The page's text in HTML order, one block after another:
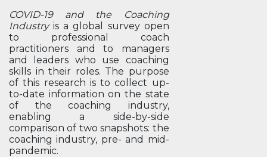
COVID-19 and the Coaching
Industryis a global survey open
to professional coach
practitioners and to managers
and leaders who use coaching
skills in their roles. The purpose
of this research is to collect up-
to-date information on the state
of the coaching industry,
enabling a side-by-side
comparison of two snapshots: the
coaching industry, pre- and mid-
pandemic.